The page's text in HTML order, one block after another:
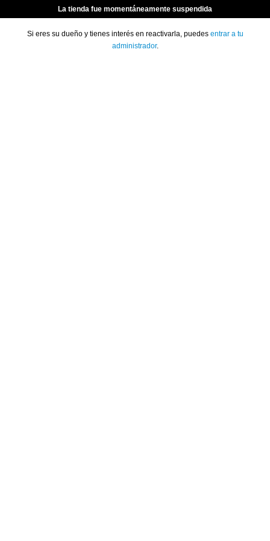
La tienda fue momentáneamente suspendida
Si eres su dueño y tienes interés en reactivarla, puedes entrar a tu
administrador.